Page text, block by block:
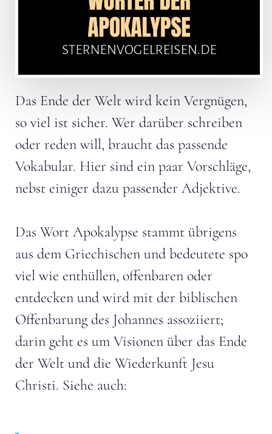
Das Ende der Welt wird kein Vergnügen,
so viel ist sicher. Wer darüber schreiben
oder reden will, braucht das passende
Vokabular. Hier sind ein paar Vorschläge,
nebst einiger dazu passender Adjektive.
Das Wort Apokalypse stammt übrigens
aus dem Griechischen und bedeutete spo
viel wie enthüllen, offenbaren oder
entdecken und wird mit der biblischen
Offenbarung des Johannes assoziiert;
darin geht es um Visionen über das Ende
der Welt und die Wiederkunft Jesu
Christi. Siehe auch: